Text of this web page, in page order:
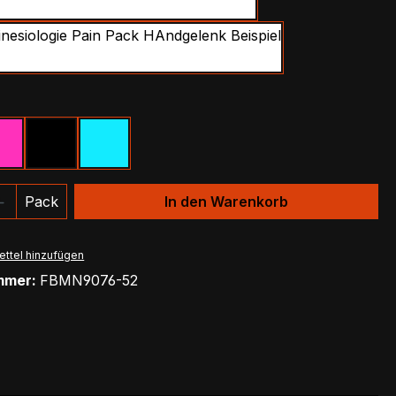
Anzahl: Gib den gewünschten Wert
Pack In den Warenkorb
hinzufügen
FBMN9076-52